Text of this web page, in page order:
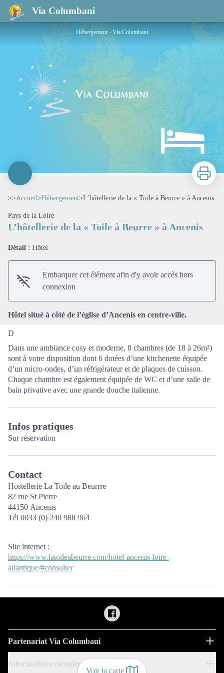
Via Columbani
L’hôtellerie de la « Toile à Beurre » à Ancenis
Voir la carte
Hébergement - Via Columbani
Imprimer
>>Accueil>Hébergement>L’hôtellerie de la « Toile à Beurre » à Ancenis
Pays de la Loire
L’hôtellerie de la « Toile à Beurre » à Ancenis
Détail : Hôtel
Embarquer cet élément afin d'y avoir accès hors
connexion
Hôtel situé à côté de l’église d’Ancenis en centre-ville.
D
Dans une ambiance cosy et moderne, 8 chambres (de 18 à 26m²)
sont à votre disposition dont 6 dotées d’une kitchenette équipée
d’un micro-ondes, d’un réfrigérateur et de plaques de cuisson.
Chaque chambre est également équipée de WC et d’une salle de
bain privative avec une grande douche italienne.
Infos pratiques
Sur réservation
Contact
Hostellerie La Toile au Beurrre
82 rue St Pierre
44150 Ancenis
Tél 0033 (0) 240 988 964
Site internet :
https://www.latoileabeurre.com/hotel-ancenis-loire-
atlantique/#consulter
Partenariat Via Columbani
Informations complémentaires